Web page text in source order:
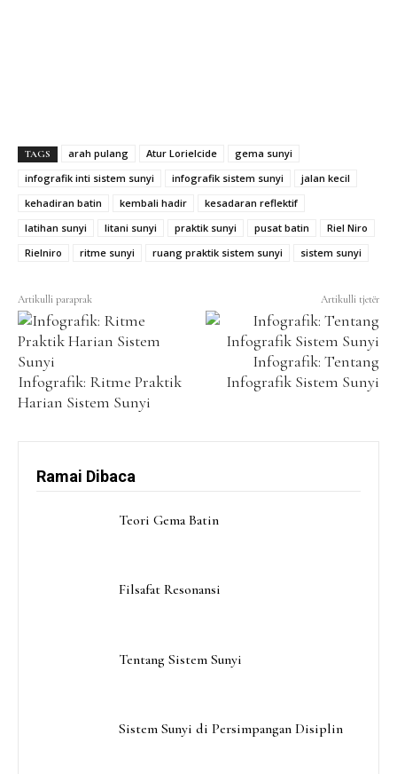
TAGS arah pulang Atur Lorielcide
gema sunyi
infografik inti sistem sunyi
infografik sistem sunyi
jalan kecil
kehadiran batin
kembali hadir
kesadaran reflektif
latihan sunyi
litani sunyi praktik sunyi pusat batin
Riel Niro
Rielniro
ritme sunyi ruang praktik sistem sunyi sistem sunyi
Artikulli paraprak
Infografik: Ritme Praktik
Harian Sistem Sunyi
Artikulli tjetër
Infografik: Tentang
Infografik Sistem Sunyi
Ramai Dibaca
Teori Gema Batin
Filsafat Resonansi
Tentang Sistem Sunyi
Sistem Sunyi di Persimpangan Disiplin